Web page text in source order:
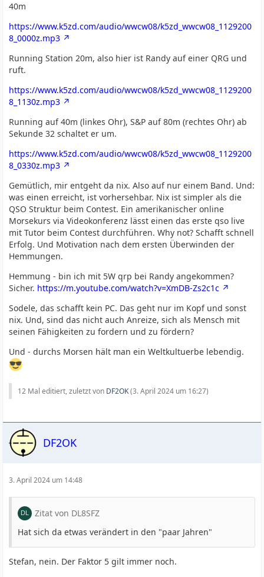
40m
https://www.k5zd.com/audio/wwcw08/k5zd_wwcw08_1129200
8_0000z.mp3
Running Station 20m, also hier ist Randy auf einer QRG und
ruft.
https://www.k5zd.com/audio/wwcw08/k5zd_wwcw08_1129200
8_1130z.mp3
Running auf 40m (linkes Ohr), S&P auf 80m (rechtes Ohr) ab
Sekunde 32 schaltet er um.
https://www.k5zd.com/audio/wwcw08/k5zd_wwcw08_1129200
8_0330z.mp3
Gemütlich, mir entgeht da nix. Also auf nur einem Band. Und:
was einen erreicht, ist vorhersehbar. Nix ist simpler als die
QSO Struktur beim Contest. Ein amerikanischer online
Morsekurs via Videokonferenz lässt einen das erste qso live
mit Tutor beim Contest durchführen. Why not? Schafft schnell
Erfolg. Und Motivation nach dem ersten Überwinden der
Hemmungen.
Hemmung - bin ich mit 5W qrp bei Randy angekommen?
Sicher. https://m.youtube.com/watch?v=XmDB-Zs2c1c
Sodele, das schafft kein PC. Das geht nur im Kopf und sonst
nix. Und, sind das nicht auch Anreize, sich als Mensch mit
seinen Fähigkeiten zu fordern und zu fördern?
Und - durchs Morsen hält man ein Weltkultuerbe lebendig.
12 Mal editiert, zuletzt von DF2OK(3. April 2024 um 16:27)
DF2OK
3. April 2024 um 14:48
Zitat von DL8SFZ
Hat sich da etwas verändert in den "paar Jahren"
Stefan, nein. Der Faktor 5 gilt immer noch.